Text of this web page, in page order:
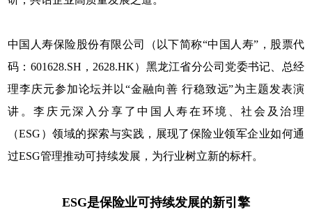
中国人寿保险股份有限公司（以下简称“中国人寿”，股票代
码：601628.SH，2628.HK）黑龙江省分公司党委书记、总经
理李庆元参加论坛并以“金融向善 行稳致远”为主题发表演
讲。李庆元深入分享了中国人寿在环境、社会及治理
（ESG）领域的探索与实践，展现了保险业领军企业如何通
过ESG管理推动可持续发展，为行业树立新的标杆。
ESG是保险业可持续发展的新引擎